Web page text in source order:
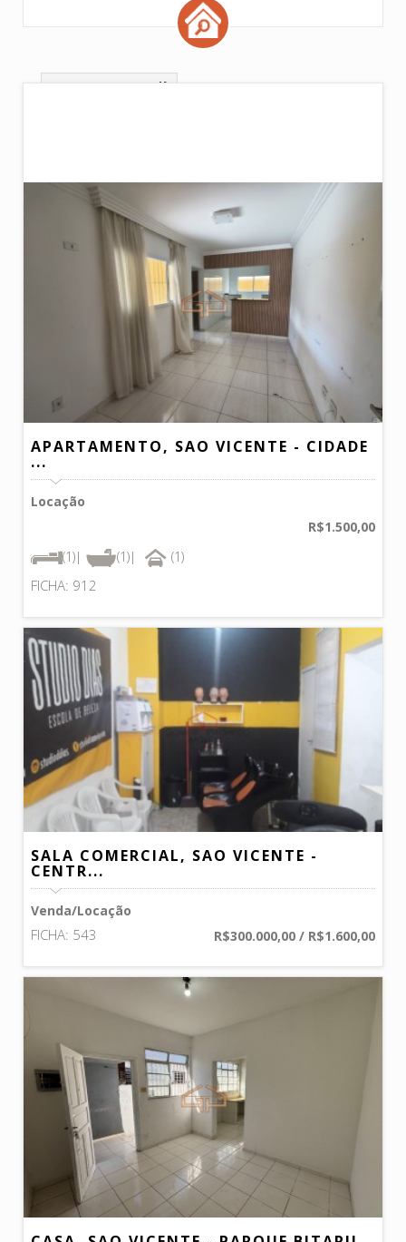
Ordem por ficha
APARTAMENTO, SAO VICENTE - CIDADE
...
Locação
R$1.500,00
(1)|
(1)| (1)
FICHA: 912
SALA COMERCIAL, SAO VICENTE -
CENTR...
Venda/Locação
R$300.000,00 / R$1.600,00
FICHA: 543